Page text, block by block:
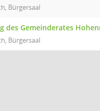
Bürgersaal
des Gemeinderates
Bürgersaal